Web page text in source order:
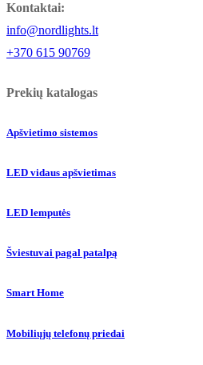
Kontaktai:
info@nordlights.lt
+370 615 90769
Prekių katalogas
Apšvietimo sistemos
LED vidaus apšvietimas
LED lemputės
Šviestuvai pagal patalpą
Smart Home
Mobiliųjų telefonų priedai